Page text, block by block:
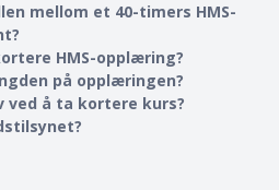
mellom et 40-timers HMS-
HMS-opplæring?
på opplæringen?
ved å ta kortere kurs?